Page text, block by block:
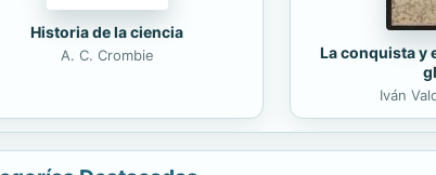
Historia de la ciencia
A. C. Crombie
La conquista y
Iván